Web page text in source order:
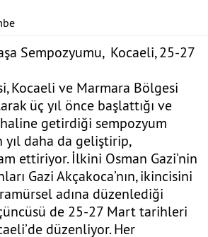
Sempozyumu, Kocaeli, 25-27
Kocaeli ve Marmara Bölgesi
üç yıl önce başlattığı ve
getirdiği sempozyum
yıl daha da geliştirip,
ettiriyor. İlkini Osman Gazi’nin
Gazi Akçakoca’nın, ikincisini
adına düzenlediği
de 25-27 Mart tarihleri
düzenliyor. Her